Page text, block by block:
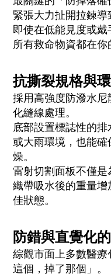
緊張大力扯開拉鍊導
即使在低能見度或
所有救命物資都在你
抗撕裂規格與
採用高強度防潑水
化縫線處理。
底部設置標誌性的
或大雨環境，也能
燥。
雷射切割面板不僅
織帶吸水後的重量
佳狀態。
防錯與直覺化
綜觀市面上多數醫
這個，掉了那個」。